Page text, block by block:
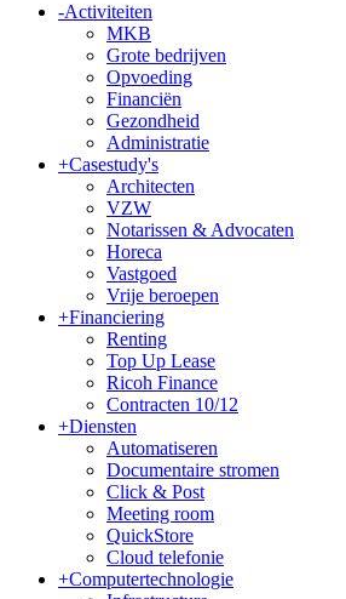
-Activiteiten
MKB
Grote bedrijven
Opvoeding
Financiën
Gezondheid
Administratie
+Casestudy's
Architecten
VZW
Notarissen & Advocaten
Horeca
Vastgoed
Vrije beroepen
+Financiering
Renting
Top Up Lease
Ricoh Finance
Contracten 10/12
+Diensten
Automatiseren
Documentaire stromen
Click & Post
Meeting room
QuickStore
Cloud telefonie
+Computertechnologie